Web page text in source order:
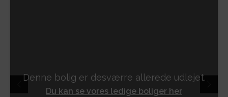
Denne bolig er desværre allerede udlejet.
Du kan se vores ledige boliger her